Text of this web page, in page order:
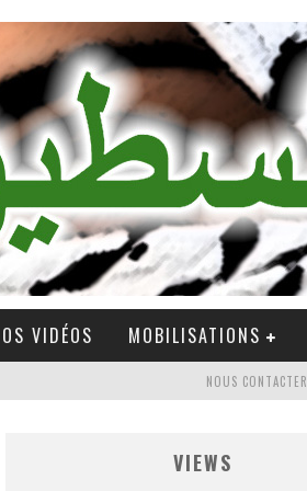
VIDÉOS MOBILISATIONS
NOUS CONTACTER
VIEWS